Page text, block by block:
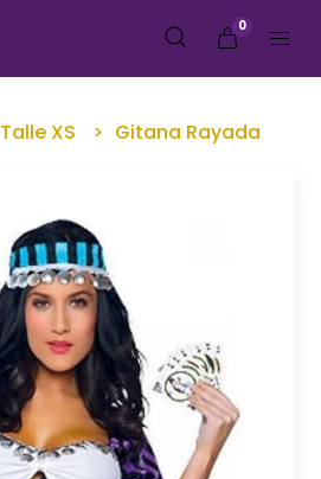
0
Talle XS Gitana Rayada